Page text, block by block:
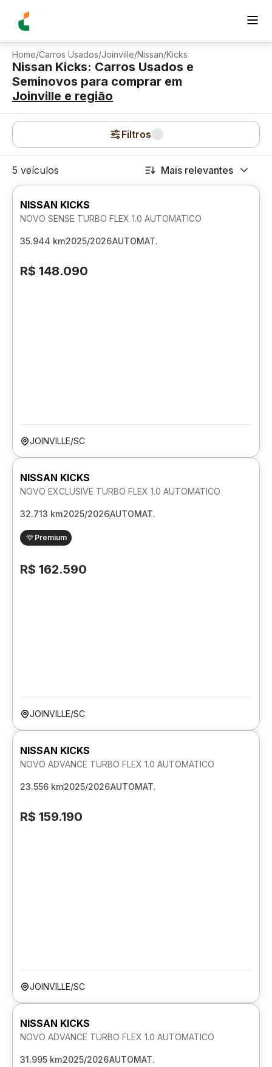
Home/Carros Usados/Joinville/Nissan/Kicks
Nissan Kicks: Carros Usados e
Seminovos para comprar em
Joinville e região
Filtros
5 veículos Mais relevantes
NISSAN KICKS
NOVO SENSE TURBO FLEX 1.0 AUTOMATICO
35.944 km2025/2026AUTOMAT.
R$ 148.090
JOINVILLE/SC
NISSAN KICKS
NOVO EXCLUSIVE TURBO FLEX 1.0 AUTOMATICO
32.713 km2025/2026AUTOMAT.
Premium
R$ 162.590
JOINVILLE/SC
NISSAN KICKS
NOVO ADVANCE TURBO FLEX 1.0 AUTOMATICO
23.556 km2025/2026AUTOMAT.
R$ 159.190
JOINVILLE/SC
NISSAN KICKS
NOVO ADVANCE TURBO FLEX 1.0 AUTOMATICO
31.995 km2025/2026AUTOMAT.